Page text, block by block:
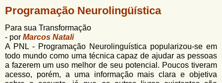
Programação Neurolingüística
Para sua Transformação
- por Marcos Natali
A PNL - Programação Neurolinguística popularizou-se em
todo mundo como uma técnica capaz de ajudar as pessoas
a fazerem um uso melhor de seu potencial. Poucos tiveram
acesso, porém, a uma informação mais clara e objetiva